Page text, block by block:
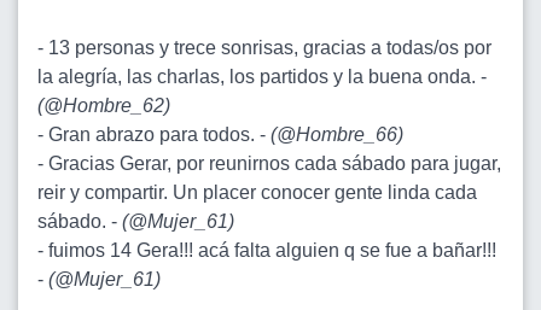
- 13 personas y trece sonrisas, gracias a todas/os por
la alegría, las charlas, los partidos y la buena onda. -
(@Hombre_62)
- Gran abrazo para todos. - (@Hombre_66)
- Gracias Gerar, por reunirnos cada sábado para jugar,
reir y compartir. Un placer conocer gente linda cada
sábado. - (@Mujer_61)
- fuimos 14 Gera!!! acá falta alguien q se fue a bañar!!!
- (@Mujer_61)